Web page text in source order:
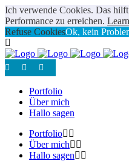
Ich verwende Cookies. Das
Performance zu erreichen.
Refuse CookiesOk, kein
Portfolio
Über mich
Hallo sagen
Portfolio
Über mich
Hallo sagen